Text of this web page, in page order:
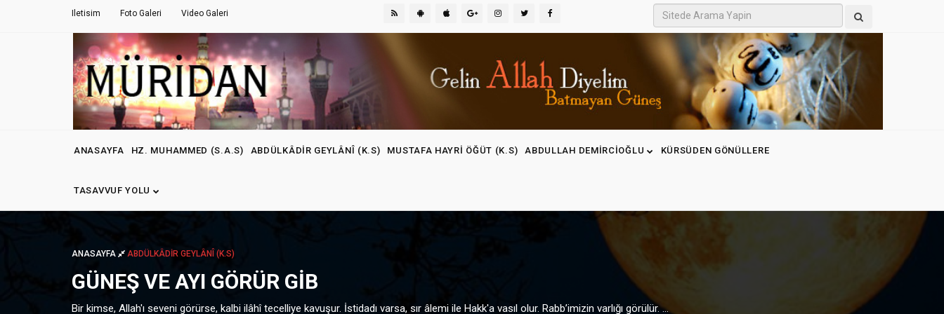
Iletisim Foto Galeri Video Galeri
ANASAYFA HZ. MUHAMMED (S.A.S) ABDÜLKÂDIR GEYLÂNÎ (K.S) MUSTAFA HAYRI ÖĞÜT (K.S) ABDULLAH DEMIRCIOĞLU KÜRSÜDEN GÖNÜLLERE
TASAVVUF YOLU
ANASAYFA ABDÜLKÂDIR GEYLÂNÎ (K.S)
GÜNEŞ VE AYI GÖRÜR GIB
Bir kimse, Allah'ı seveni görürse, kalbi ilâhî tecelliye kavuşur. İstidadı varsa, sır âlemi ile Hakk'a vasıl olur. Rabb’imizin varlığı görülür. ...